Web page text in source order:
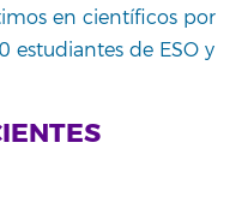
en científicos por
estudiantes de ESO y